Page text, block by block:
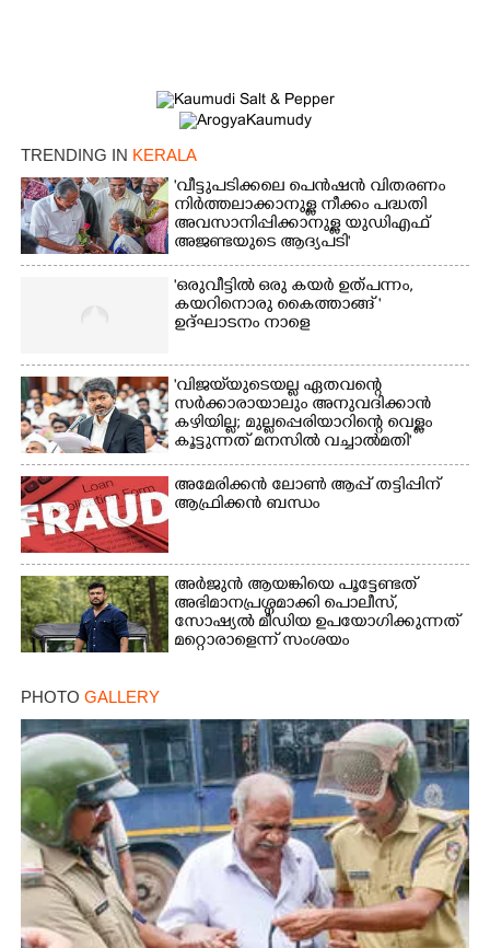
TRENDING IN KERALA
'വീട്ടുപടിക്കലെ പെൻഷൻ വിതരണം
നിർത്തലാക്കാനുള്ള നീക്കം പദ്ധതി
അവസാനിപ്പിക്കാനുള്ള യുഡിഎഫ്
അജണ്ടയുടെ ആദ്യപടി'
'ഒരുവീട്ടിൽ ഒരു കയർ ഉത്പന്നം,
കയറിനൊരു കൈത്താങ്ങ് '
ഉദ്ഘാടനം നാളെ
'വിജയ്‌യുടെയല്ല ഏതവന്റെ
സർക്കാരായാലും അനുവദിക്കാൻ
കഴിയില്ല; മുല്ലപ്പെരിയാറിന്റെ വെള്ളം
കൂട്ടുന്നത് മനസിൽ വച്ചാൽമതി'
അമേരിക്കൻ ലോൺ ആപ്പ് തട്ടിപ്പിന്
ആഫ്രിക്കൻ ബന്ധം
അർജുൻ ആയങ്കിയെ പൂട്ടേണ്ടത്
അഭിമാനപ്രശ്നമാക്കി പൊലീസ്,
സാേഷ്യൽ മീഡിയ ഉപയോഗിക്കുന്നത്
മറ്റൊരാളെന്ന് സംശയം
PHOTO GALLERY